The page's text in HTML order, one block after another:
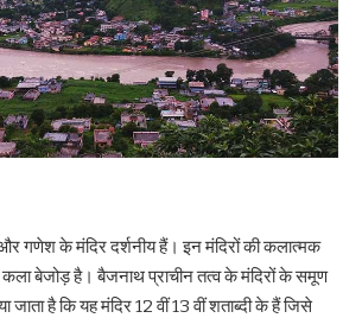
और गणेश के मंदिर दर्शनीय हैं। इन मंदिरों की कलात्मक
बेजोड़ है। बैजनाथ प्राचीन तत्व के मंदिरों के समूण
है कि यह मंदिर 12 वीं 13 वीं शताब्दी के हैं जिसे